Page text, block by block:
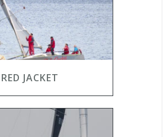
RED JACKET